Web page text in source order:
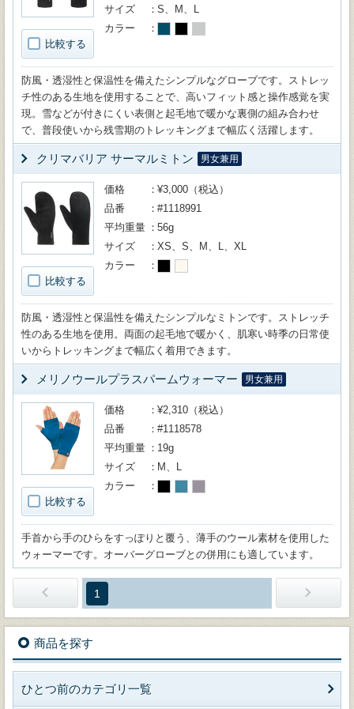
比較する
サイズ
S、M、L
カラー
防風・透湿性と保温性を備えたシンプルなグローブです。ストレッ
チ性のある生地を使用することで、高いフィット感と操作感覚を実
現。雪などが付きにくい表側と起毛地で暖かな裏側の組み合わせ
で、普段使いから残雪期のトレッキングまで幅広く活躍します。
クリマバリア サーマルミトン 男女兼用
比較する
価格
¥3,000（税込）
品番
#1118991
平均重量
56g
サイズ
XS、S、M、L、XL
カラー
防風・透湿性と保温性を備えたシンプルなミトンです。ストレッチ
性のある生地を使用。両面の起毛地で暖かく、肌寒い時季の日常使
いからトレッキングまで幅広く着用できます。
メリノウールプラスパームウォーマー 男女兼用
比較する
価格
¥2,310（税込）
品番
#1118578
平均重量
19g
サイズ
M、L
カラー
手首から手のひらをすっぽりと覆う、薄手のウール素材を使用した
ウォーマーです。オーバーグローブとの併用にも適しています。
1
商品を探す
ひとつ前のカテゴリ一覧